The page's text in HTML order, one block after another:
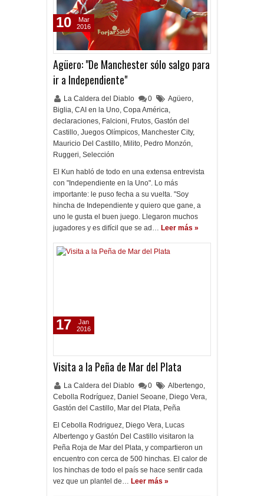
Agüero: "De Manchester sólo salgo para
ir a Independiente"
La Caldera del Diablo 0 Agüero,
Biglia, CAI en la Uno, Copa América,
declaraciones, Falcioni, Frutos, Gastón del
Castillo, Juegos Olímpicos, Manchester City,
Mauricio Del Castillo, Milito, Pedro Monzón,
Ruggeri, Selección
El Kun habló de todo en una extensa entrevista
con "Independiente en la Uno". Lo más
importante: le puso fecha a su vuelta. "Soy
hincha de Independiente y quiero que gane, a
uno le gusta el buen juego. Llegaron muchos
jugadores y es difícil que se ad… Leer más »
10
Mar
2016
Visita a la Peña de Mar del Plata
La Caldera del Diablo 0 Albertengo,
Cebolla Rodríguez, Daniel Seoane, Diego Vera,
Gastón del Castillo, Mar del Plata, Peña
El Cebolla Rodriguez, Diego Vera, Lucas
Albertengo y Gastón Del Castillo visitaron la
Peña Roja de Mar del Plata, y compartieron un
encuentro con cerca de 500 hinchas. El calor de
los hinchas de todo el país se hace sentir cada
vez que un plantel de… Leer más »
17
Jan
2016